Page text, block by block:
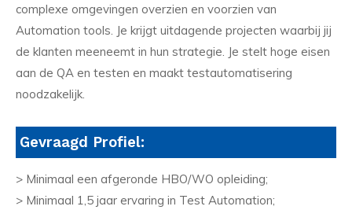
complexe omgevingen overzien en voorzien van
Automation tools. Je krijgt uitdagende projecten waarbij jij
de klanten meeneemt in hun strategie. Je stelt hoge eisen
aan de QA en testen en maakt testautomatisering
noodzakelijk.
Gevraagd Profiel:
> Minimaal een afgeronde HBO/WO opleiding;
> Minimaal 1,5 jaar ervaring in Test Automation;